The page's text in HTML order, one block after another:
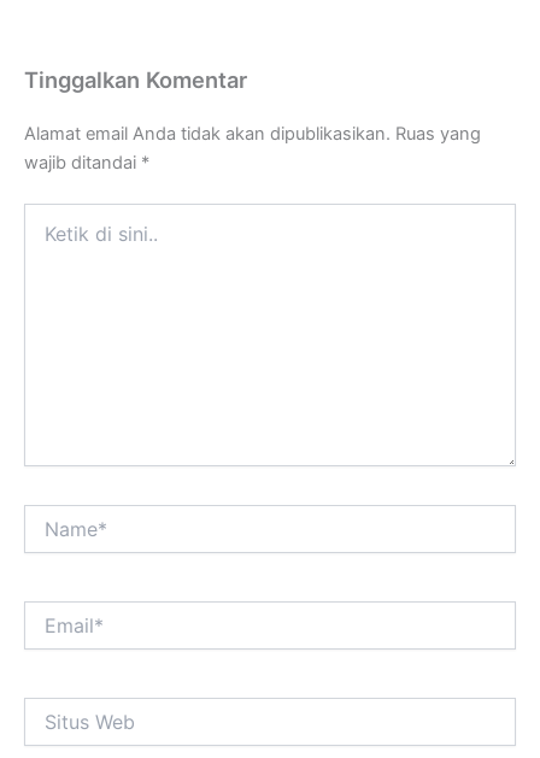
Tinggalkan Komentar
Alamat email Anda tidak akan dipublikasikan. Ruas yang
wajib ditandai *
Web